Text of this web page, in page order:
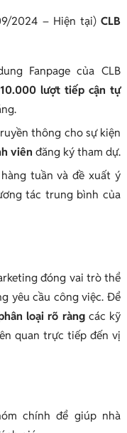
2024 – Hiện tại) CLB
Fanpage của CLB
lượt tiếp cận tự
thông cho sự kiện
viên đăng ký tham dự.
tuần và đề xuất ý
tác trung bình của
đóng vai trò thể
yêu cầu công việc. Để
loại rõ ràngcác kỹ
quan trực tiếp đến vị
chính để giúp nhà